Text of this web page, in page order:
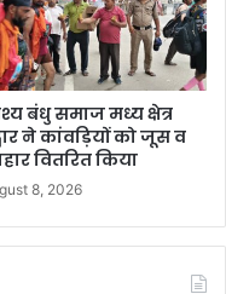
बंधु समाज मध्य क्षेत्र
ने कांवड़ियों को जूस व
वितरित किया
8, 2026